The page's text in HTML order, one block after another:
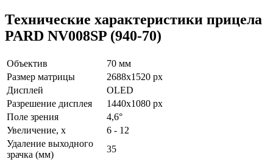
Технические характеристики прицела
PARD NV008SP (940-70)
Объектив
70 мм
Размер матрицы
2688x1520 px
Дисплей
OLED
Разрешение дисплея
1440x1080 px
Поле зрения
4,6°
Увеличение, х
6 - 12
Удаление выходного
зрачка (мм)
35